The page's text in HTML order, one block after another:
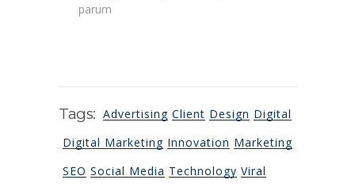
parum
Tags: Advertising Client Design Digital
Digital Marketing Innovation Marketing
SEO Social Media Technology Viral